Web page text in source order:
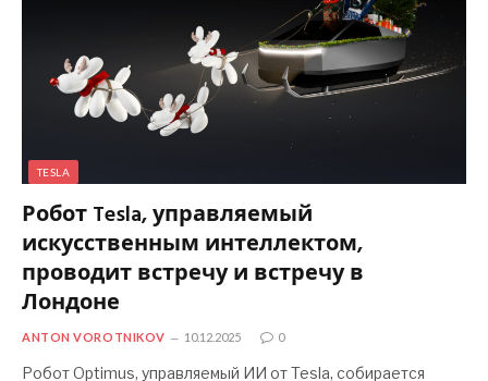
TESLA
Робот Tesla, управляемый
искусственным интеллектом,
проводит встречу и встречу в
Лондоне
ANTON VOROTNIKOV 10.12.2025 0
Робот Optimus, управляемый ИИ от Tesla, собирается